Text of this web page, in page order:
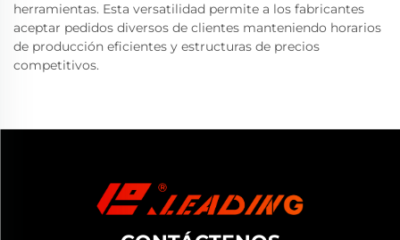
herramientas. Esta versatilidad permite a los fabricantes
aceptar pedidos diversos de clientes manteniendo horarios
de producción eficientes y estructuras de precios
competitivos.